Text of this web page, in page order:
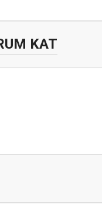
KAT